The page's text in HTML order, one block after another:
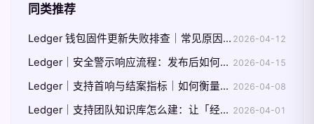
同类推荐
Ledger 钱包固件更新失败排查｜常见原因与逐步处理 2026-04-12
Ledger｜安全警示响应流程：发布后如何确保被执行 2026-04-15
Ledger｜支持首响与结案指标｜如何衡量支持质量 2026-04-08
Ledger｜支持团队知识库怎么建：让「经验」变成可复用流程 2026-04-01